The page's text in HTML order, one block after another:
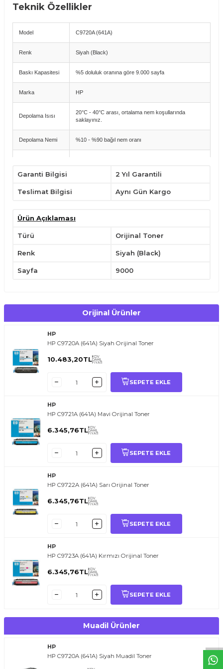
T
O
E
R
.
O
M.
T
R
i
l
i
l
t
i
m
g
i
ğ
i
i
ç
t
e
ş
k
k
ü
e
r
S
i
z
n
y
r
d
m
c
o
l
a
b
l
i
r
i
Teknik Özellikler
Model C9720A (641A)
Renk Siyah (Black)
Baskı Kapasitesi %5 doluluk oranına göre 9.000 sayfa
Marka HP
Depolama Isısı
20°C - 40°C arası, ortalama nem koşullarında
saklayınız.
Depolama Nemi %10 - %90 bağıl nem oranı
Uyumlu Yazıcı Modelleri
HP Color LaserJet 4610n
Kullanım İpuçları
tozunu eşitleyin.
Drum ve silindir yüzeyine dokunmamaya özen gösterin.
Kartuşu yatay şekilde saklayın ve doğrudan güneş ışığından uzak
tutun.
Yalnızca uyumlu HP Color LaserJet modellerinde kullanın.
Çocukların ulaşamayacağı yerde muhafaza edin.
Garanti Bilgisi 2 Yıl Garantili
Teslimat Bilgisi Aynı Gün Kargo
Ürün Açıklaması
Türü Orijinal Toner
Renk Siyah (Black)
Sayfa 9000
Orijinal Ürünler
HP
HP C9720A (641A) Siyah Orijinal Toner
10.483,20TLKDV
DAHİL
FİYATI
SEPETE EKLE
HP
HP C9721A (641A) Mavi Orijinal Toner
6.345,76TLKDV
DAHİL
FİYATI
SEPETE EKLE
HP
HP C9722A (641A) Sarı Orijinal Toner
6.345,76TLKDV
DAHİL
FİYATI
SEPETE EKLE
HP
HP C9723A (641A) Kırmızı Orijinal Toner
6.345,76TLKDV
DAHİL
FİYATI
SEPETE EKLE
Muadil Ürünler
HP
HP C9720A (641A) Siyah Muadil Toner